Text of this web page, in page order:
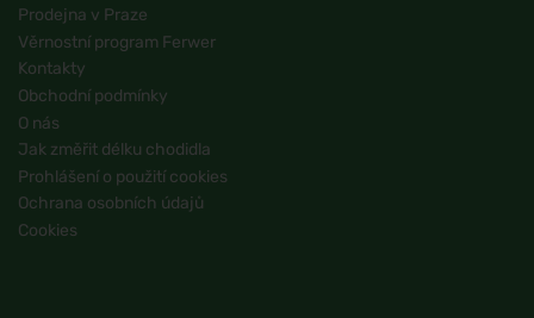
Prodejna v Praze
Věrnostní program Ferwer
Kontakty
Obchodní podmínky
O nás
Jak změřit délku chodidla
Prohlášení o použití cookies
Ochrana osobních údajů
Cookies